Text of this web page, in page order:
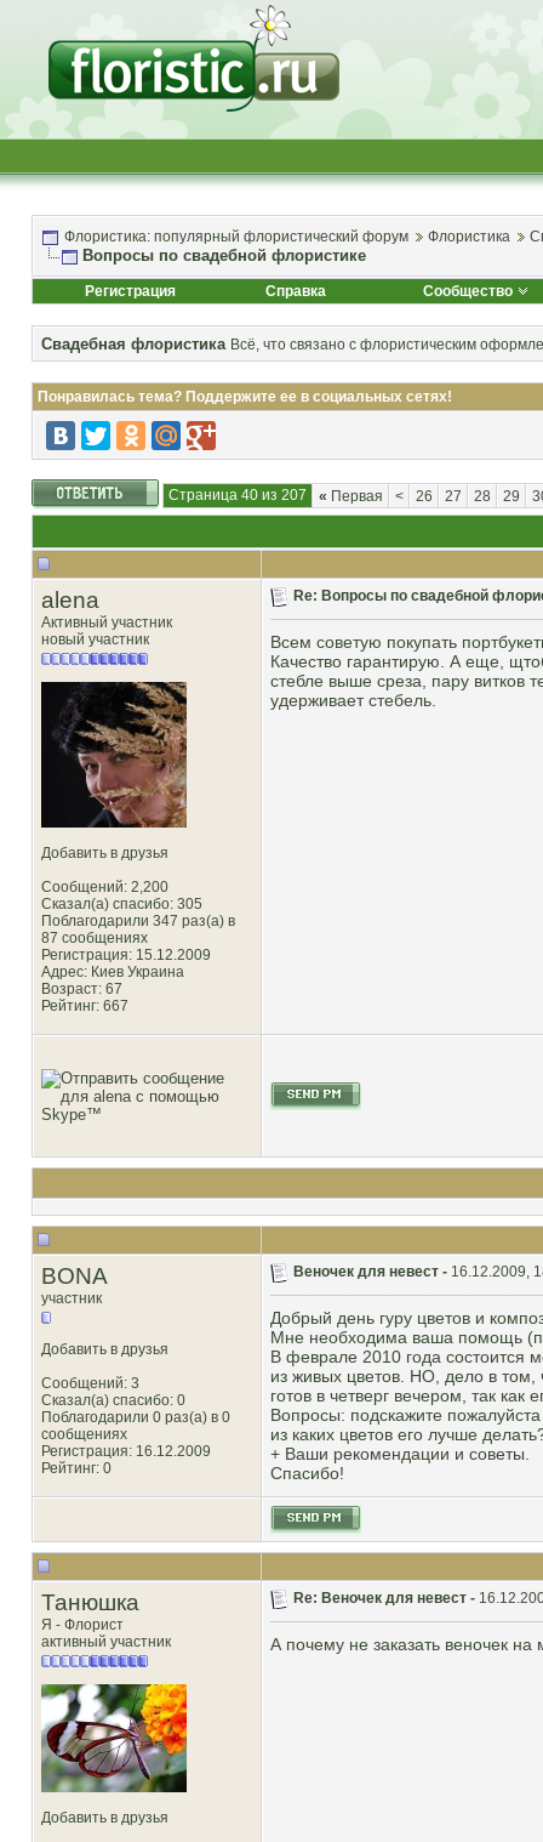
Флористика: популярный флористический форум Флористика
Вопросы по свадебной флористике
Регистрация Справка Сообщество
Свадебная флористика Всё, что связано с флористическим
Понравилась тема? Поддержите ее в социальных сетях!
Страница 40 из 207 « Первая < 26 27 28 29
alena
Активный участник
новый участник
Добавить в друзья
Сообщений: 2,200
Сказал(а) спасибо: 305
Поблагодарили 347 раз(а) в
87 сообщениях
Регистрация: 15.12.2009
Адрес: Киев Украина
Возраст: 67
Рейтинг: 667
Re: Вопросы по свадебной
Всем советую покупать
Качество гарантирую. А еще,
стебле выше среза, пару витков
удерживает стебель.
BONA
участник
Добавить в друзья
Сообщений: 3
Сказал(а) спасибо: 0
Поблагодарили 0 раз(а) в 0
сообщениях
Регистрация: 16.12.2009
Рейтинг: 0
Веночек для невест - 16.12.2009,
Добрый день гуру цветов и
Мне необходима ваша помощь
В феврале 2010 года состоится
из живых цветов. НО, дело в том,
готов в четверг вечером, так
Вопросы: подскажите
из каких цветов его лучше
+ Ваши рекомендации и советы.
Спасибо!
Танюшка
Я - Флорист
активный участник
Добавить в друзья
Re: Веночек для невест -
А почему не заказать веночек на